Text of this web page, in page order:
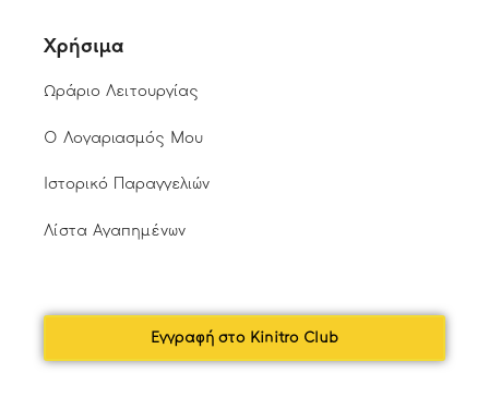
Χρήσιμα
Ωράριο Λειτουργίας
Ο Λογαριασμός Μου
Ιστορικό Παραγγελιών
Λίστα Αγαπημένων
Εγγραφή στο Kinitro Club